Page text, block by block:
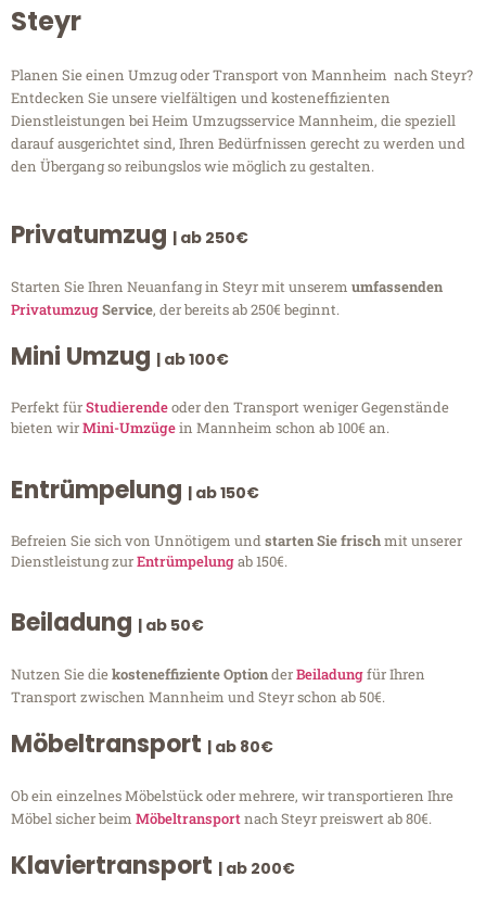
Steyr
Planen Sie einen Umzug oder Transport von Mannheim nach Steyr?
Entdecken Sie unsere vielfältigen und kosteneffizienten
Dienstleistungen bei Heim Umzugsservice Mannheim, die speziell
darauf ausgerichtet sind, Ihren Bedürfnissen gerecht zu werden und
den Übergang so reibungslos wie möglich zu gestalten.
Privatumzug | ab 250€
Starten Sie Ihren Neuanfang in Steyr mit unserem umfassenden
PrivatumzugService, der bereits ab 250€ beginnt.
Mini Umzug | ab 100€
Perfekt fürStudierendeoder den Transport weniger Gegenstände
bieten wirMini-Umzügein Mannheim schon ab 100€ an.
Entrümpelung | ab 150€
Befreien Sie sich von Unnötigem undstarten Sie frischmit unserer
Dienstleistung zurEntrümpelungab 150€.
Beiladung | ab 50€
Nutzen Sie diekosteneffiziente OptionderBeiladungfür Ihren
Transport zwischen Mannheim und Steyr schon ab 50€.
Möbeltransport | ab 80€
Ob ein einzelnes Möbelstück oder mehrere, wir transportieren Ihre
Möbel sicher beim Möbeltransportnach Steyr preiswert ab 80€.
Klaviertransport | ab 200€